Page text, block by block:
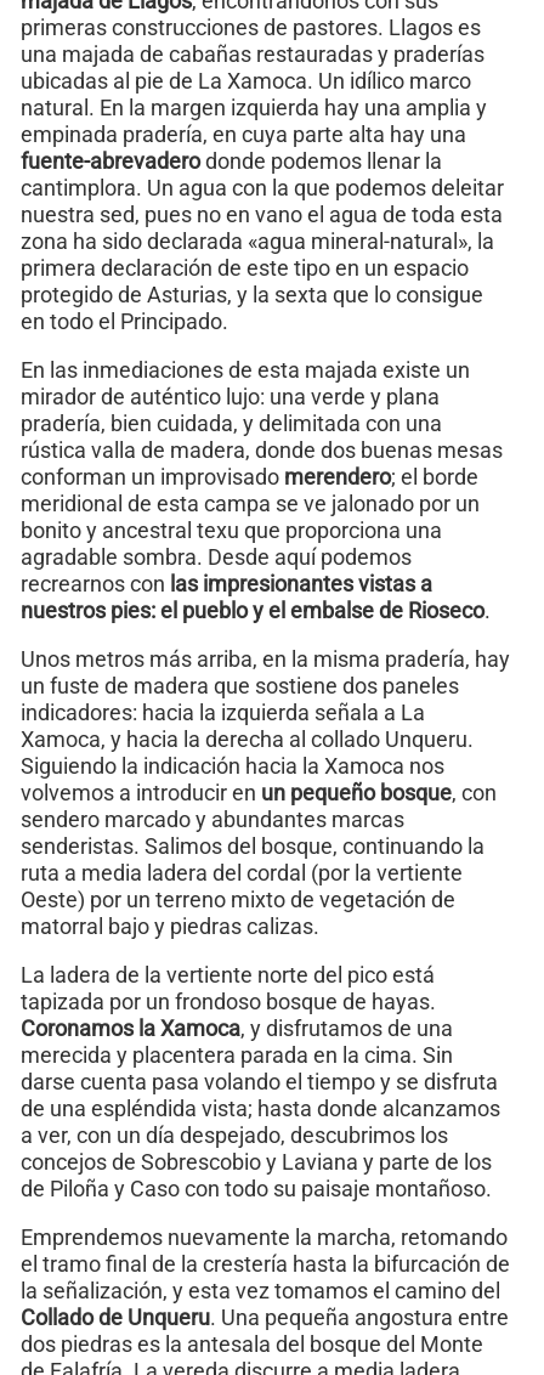
primeras construcciones de pastores. Llagos es
una majada de cabañas restauradas y praderías
ubicadas al pie de La Xamoca. Un idílico marco
natural. En la margen izquierda hay una amplia y
empinada pradería, en cuya parte alta hay una
fuente-abrevaderodonde podemos llenar la
cantimplora. Un agua con la que podemos deleitar
nuestra sed, pues no en vano el agua de toda esta
zona ha sido declarada «agua mineral-natural», la
primera declaración de este tipo en un espacio
protegido de Asturias, y la sexta que lo consigue
en todo el Principado.
En las inmediaciones de esta majada existe un
mirador de auténtico lujo: una verde y plana
pradería, bien cuidada, y delimitada con una
rústica valla de madera, donde dos buenas mesas
conforman un improvisado merendero; el borde
meridional de esta campa se ve jalonado por un
bonito y ancestral texu que proporciona una
agradable sombra. Desde aquí podemos
recrearnos con las impresionantes vistas a
nuestros pies: el pueblo y el embalse de Rioseco.
Unos metros más arriba, en la misma pradería, hay
un fuste de madera que sostiene dos paneles
indicadores: hacia la izquierda señala a La
Xamoca, y hacia la derecha al collado Unqueru.
Siguiendo la indicación hacia la Xamoca nos
volvemos a introducir en un pequeño bosque, con
sendero marcado y abundantes marcas
senderistas. Salimos del bosque, continuando la
ruta a media ladera del cordal (por la vertiente
Oeste) por un terreno mixto de vegetación de
matorral bajo y piedras calizas.
La ladera de la vertiente norte del pico está
tapizada por un frondoso bosque de hayas.
Coronamos la Xamoca, y disfrutamos de una
merecida y placentera parada en la cima. Sin
darse cuenta pasa volando el tiempo y se disfruta
de una espléndida vista; hasta donde alcanzamos
a ver, con un día despejado, descubrimos los
concejos de Sobrescobio y Laviana y parte de los
de Piloña y Caso con todo su paisaje montañoso.
Emprendemos nuevamente la marcha, retomando
el tramo final de la crestería hasta la bifurcación de
la señalización, y esta vez tomamos el camino del
Collado de Unqueru. Una pequeña angostura entre
dos piedras es la antesala del bosque del Monte